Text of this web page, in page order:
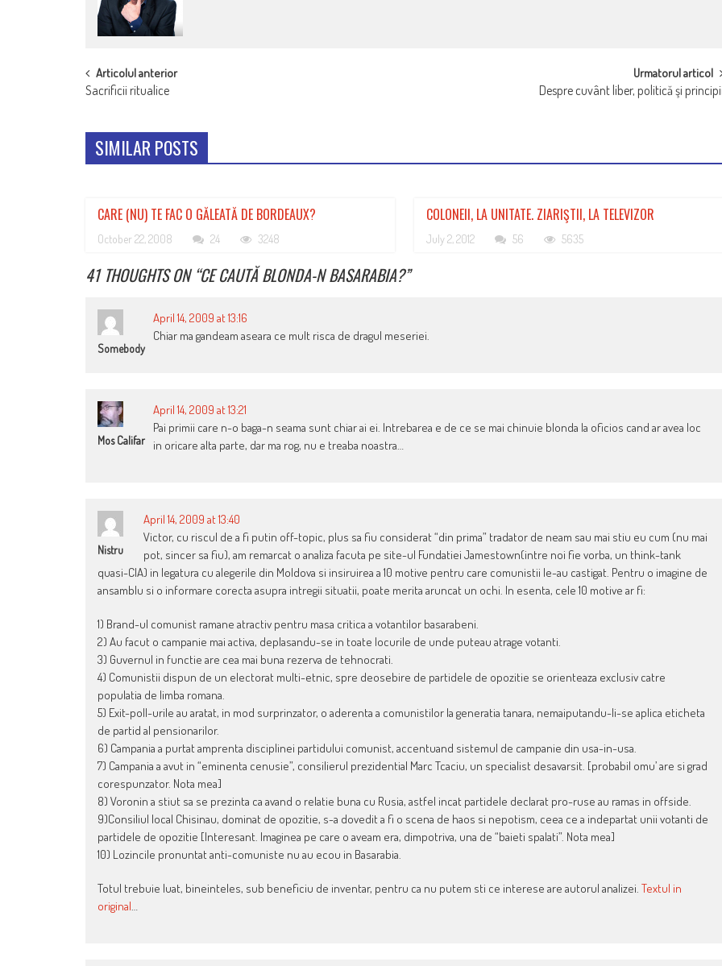
POST
NAVIGATION
Articolul anterior
Sacrificii ritualice
Urmatorul articol
Despre cuvânt liber, politică şi
SIMILAR POSTS
CARE (NU) TE FAC O GĂLEATĂ DE BORDEAUX?
October 22, 2008 24 3248
COLONEII, LA UNITATE. ZIARIŞTII, LA TELEVIZOR
July 2, 2012 56 5635
41 THOUGHTS ON “CE CAUTĂ BLONDA-N BASARABIA?”
Somebody
April 14, 2009 at 13:16
Chiar ma gandeam aseara ce mult risca de dragul meseriei.
Mos Califar
April 14, 2009 at 13:21
Pai primii care n-o baga-n seama sunt chiar ai ei. Intrebarea e de ce se mai chinuie blonda la oficios cand ar avea loc
in oricare alta parte, dar ma rog, nu e treaba noastra…
Nistru
April 14, 2009 at 13:40
Victor, cu riscul de a fi putin off-topic, plus sa fiu considerat “din prima” tradator de neam sau mai stiu eu cum (nu mai
pot, sincer sa fiu), am remarcat o analiza facuta pe site-ul Fundatiei Jamestown(intre noi fie vorba, un think-tank
quasi-CIA) in legatura cu alegerile din Moldova si insiruirea a 10 motive pentru care comunistii le-au castigat. Pentru o imagine de
ansamblu si o informare corecta asupra intregii situatii, poate merita aruncat un ochi. In esenta, cele 10 motive ar fi:
1) Brand-ul comunist ramane atractiv pentru masa critica a votantilor basarabeni.
2) Au facut o campanie mai activa, deplasandu-se in toate locurile de unde puteau atrage votanti.
3) Guvernul in functie are cea mai buna rezerva de tehnocrati.
4) Comunistii dispun de un electorat multi-etnic, spre deosebire de partidele de opozitie se orienteaza exclusiv catre
populatia de limba romana.
5) Exit-poll-urile au aratat, in mod surprinzator, o aderenta a comunistilor la generatia tanara, nemaiputandu-li-se aplica eticheta
de partid al pensionarilor.
6) Campania a purtat amprenta disciplinei partidului comunist, accentuand sistemul de campanie din usa-in-usa.
7) Campania a avut in “eminenta cenusie”, consilierul prezidential Marc Tcaciu, un specialist desavarsit. [probabil omu’ are si grad
corespunzator. Nota mea]
8) Voronin a stiut sa se prezinta ca avand o relatie buna cu Rusia, astfel incat partidele declarat pro-ruse au ramas in offside.
9)Consiliul local Chisinau, dominat de opozitie, s-a dovedit a fi o scena de haos si nepotism, ceea ce a indepartat unii votanti de
partidele de opozitie [Interesant. Imaginea pe care o aveam era, dimpotriva, una de “baieti spalati”. Nota mea]
10) Lozincile pronuntat anti-comuniste nu au ecou in Basarabia.
Totul trebuie luat, bineinteles, sub beneficiu de inventar, pentru ca nu putem sti ce interese are autorul analizei. Textul in
original…